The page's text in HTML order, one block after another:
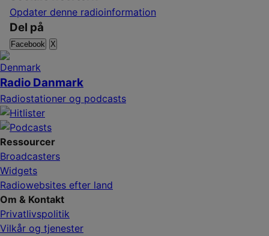
Opdater denne radioinformation
Del på
Facebook X
Radio Danmark
Radiostationer og podcasts
Ressourcer
Broadcasters
Widgets
Radiowebsites efter land
Om & Kontakt
Privatlivspolitik
Vilkår og tjenester